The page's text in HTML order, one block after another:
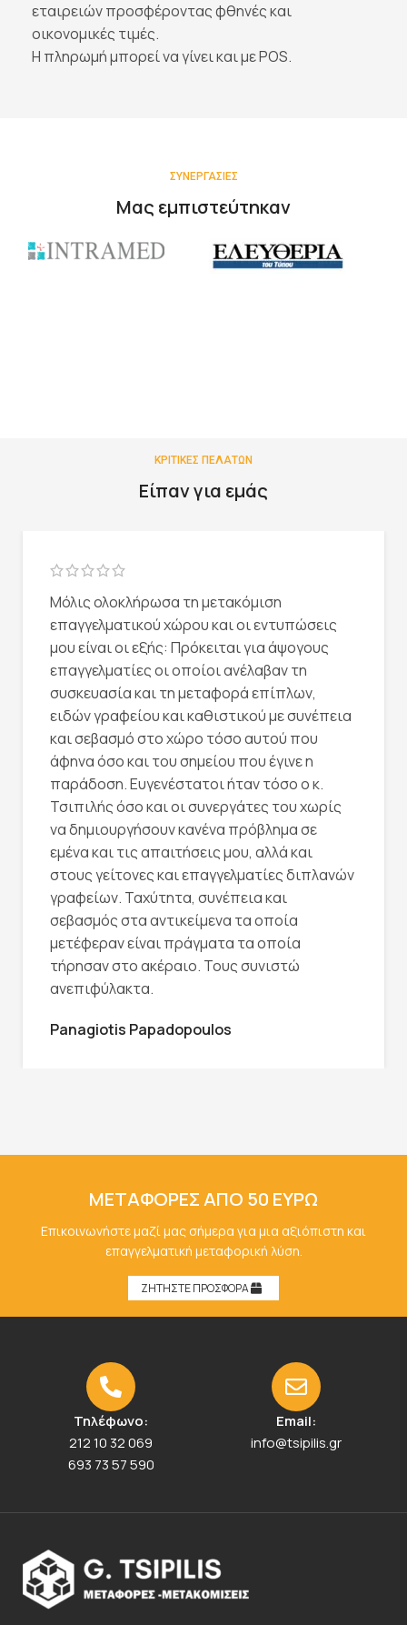
εταιρειών προσφέροντας φθηνές και
οικονομικές τιμές.
Η πληρωμή μπορεί να γίνει και με POS.
ΣΥΝΕΡΓΑΣΙΕΣ
Μας εμπιστεύτηκαν
ΚΡΙΤΙΚΕΣ ΠΕΛΑΤΩΝ
Είπαν για εμάς
Μόλις ολοκλήρωσα τη μετακόμιση
επαγγελματικού χώρου και οι εντυπώσεις
μου είναι οι εξής: Πρόκειται για άψογους
επαγγελματίες οι οποίοι ανέλαβαν τη
συσκευασία και τη μεταφορά επίπλων,
ειδών γραφείου και καθιστικού με συνέπεια
και σεβασμό στο χώρο τόσο αυτού που
άφηνα όσο και του σημείου που έγινε η
παράδοση. Ευγενέστατοι ήταν τόσο ο κ.
Τσιπιλής όσο και οι συνεργάτες του χωρίς
να δημιουργήσουν κανένα πρόβλημα σε
εμένα και τις απαιτήσεις μου, αλλά και
στους γείτονες και επαγγελματίες διπλανών
γραφείων. Ταχύτητα, συνέπεια και
σεβασμός στα αντικείμενα τα οποία
μετέφεραν είναι πράγματα τα οποία
τήρησαν στο ακέραιο. Τους συνιστώ
ανεπιφύλακτα.
Panagiotis Papadopoulos
ΜΕΤΑΦΟΡΕΣ ΑΠΟ 50 ΕΥΡΩ
Επικοινωνήστε μαζί μας σήμερα για μια αξιόπιστη και
επαγγελματική μεταφορική λύση.
ΖΗΤΗΣΤΕ ΠΡΟΣΦΟΡΑ
Τηλέφωνο:
212 10 32 069
693 73 57 590
Email:
info@tsipilis.gr